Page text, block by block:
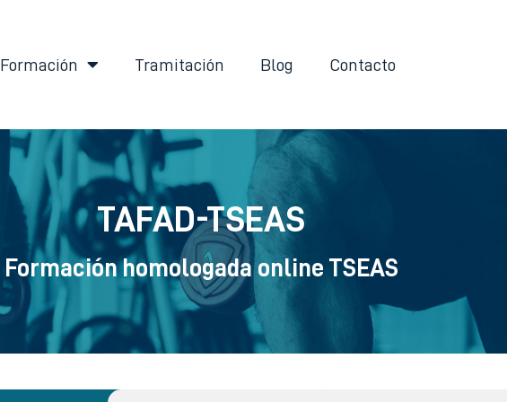
Formación Tramitación Blog Contacto
TAFAD-TSEAS
Formación homologada online TSEAS